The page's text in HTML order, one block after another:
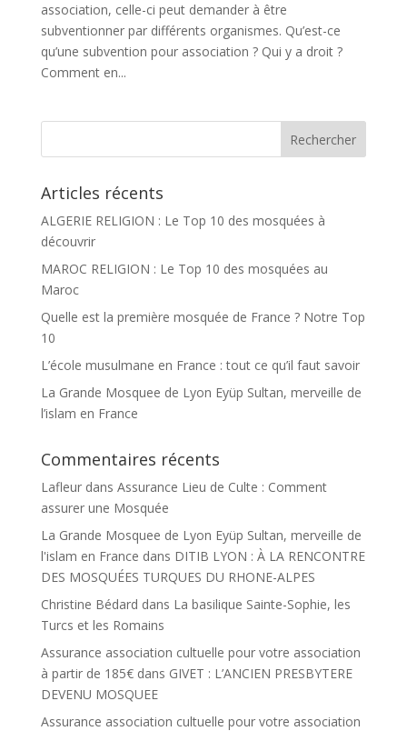
association, celle-ci peut demander à être
subventionner par différents organismes. Qu’est-ce
qu’une subvention pour association ? Qui y a droit ?
Comment en...
Articles récents
ALGERIE RELIGION : Le Top 10 des mosquées à
découvrir
MAROC RELIGION : Le Top 10 des mosquées au
Maroc
Quelle est la première mosquée de France ? Notre Top
10
L’école musulmane en France : tout ce qu’il faut savoir
La Grande Mosquee de Lyon Eyüp Sultan, merveille de
l’islam en France
Commentaires récents
Lafleurdans Assurance Lieu de Culte : Comment
assurer une Mosquée
La Grande Mosquee de Lyon Eyüp Sultan, merveille de
l'islam en France dans DITIB LYON : À LA RENCONTRE
DES MOSQUÉES TURQUES DU RHONE-ALPES
Christine Bédard dans La basilique Sainte-Sophie, les
Turcs et les Romains
Assurance association cultuelle pour votre association
à partir de 185€dans GIVET : L’ANCIEN PRESBYTERE
DEVENU MOSQUEE
Assurance association cultuelle pour votre association